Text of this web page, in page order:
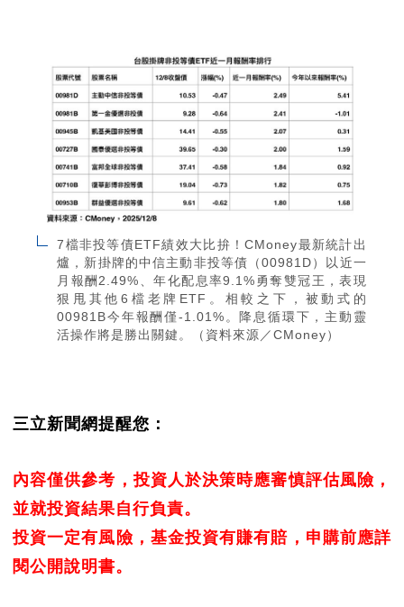
7檔非投等債ETF績效大比拚！CMoney最新統計出
爐，新掛牌的中信主動非投等債（00981D）以近一
月報酬2.49%、年化配息率9.1%勇奪雙冠王，表現
狠甩其他6檔老牌ETF。相較之下，被動式的
00981B今年報酬僅-1.01%。降息循環下，主動靈
活操作將是勝出關鍵。（資料來源／CMoney）
三立新聞網提醒您：
內容僅供參考，投資人於決策時應審慎評估風險，
並就投資結果自行負責。
投資一定有風險，基金投資有賺有賠，申購前應詳
閱公開說明書。